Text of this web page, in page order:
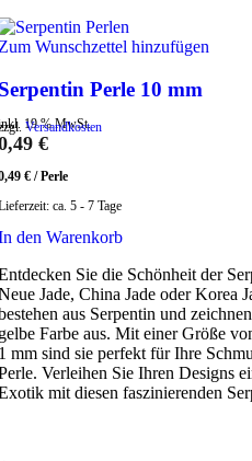
Wunschzettel hinzufügen
Perle 10 mm
19 % MwSt.
Versandkosten
€
€ /Perle
ca. 5 - 7 Tage
den Warenkorb
Sie die Schönheit der
Jade, China Jade oder Korea
aus Serpentin und
Farbe aus. Mit einer Größe
mm sind sie perfekt für Ihre
Verleihen Sie Ihren Designs
mit diesen faszinierenden